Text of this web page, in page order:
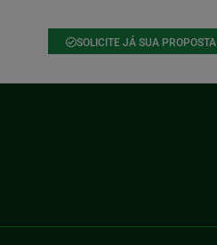
SOLICITE JÁ SUA PROPOSTA